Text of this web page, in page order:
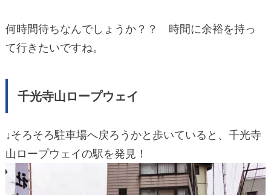
何時間待ちなんでしょうか？？ 時間に余裕を持っ
て行きたいですね。
千光寺山ロープウェイ
↓そろそろ駐車場へ戻ろうかと歩いていると、千光寺
山ロープウェイの駅を発見！